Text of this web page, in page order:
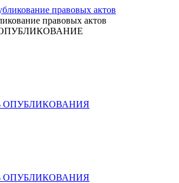
правовых актов
ОПУБЛИКОВАНИЯ
ОПУБЛИКОВАНИЯ